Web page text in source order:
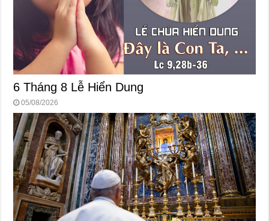
6 Tháng 8 Lễ Hiển Dung
05/08/2026